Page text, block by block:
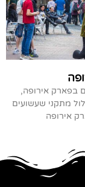
בפארק אירופה,
מתקני שעשועים
אירופה